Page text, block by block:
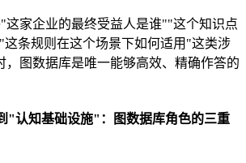
这家企业的最终受益人是谁""这个知识点
条规则在这个场景下如何适用"这类涉
，图数据库是唯一能够高效、精确作答的
"认知基础设施"：图数据库角色的三重